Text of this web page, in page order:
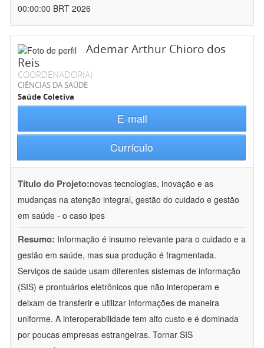
00:00:00 BRT 2026
Ademar Arthur Chioro dos
Reis
COORDENADOR(A)
CIÊNCIAS DA SAÚDE
Saúde Coletiva
E-mail
Currículo
Título do Projeto:novas tecnologias, inovação e as
mudanças na atenção integral, gestão do cuidado e gestão
em saúde - o caso ipes
Resumo: Informação é insumo relevante para o cuidado e a
gestão em saúde, mas sua produção é fragmentada.
Serviços de saúde usam diferentes sistemas de informação
(SIS) e prontuários eletrônicos que não interoperam e
deixam de transferir e utilizar informações de maneira
uniforme. A interoperabilidade tem alto custo e é dominada
por poucas empresas estrangeiras. Tornar SIS